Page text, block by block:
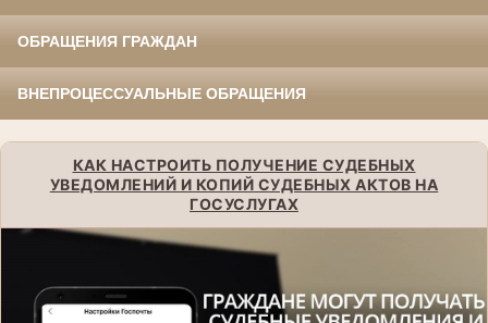
ОБРАЩЕНИЯ ГРАЖДАН
ВНЕПРОЦЕССУАЛЬНЫЕ ОБРАЩЕНИЯ
КАК НАСТРОИТЬ ПОЛУЧЕНИЕ СУДЕБНЫХ
УВЕДОМЛЕНИЙ И КОПИЙ СУДЕБНЫХ АКТОВ НА
ГОСУСЛУГАХ